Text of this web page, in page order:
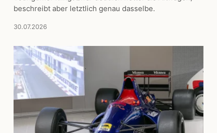
beschreibt aber letztlich genau dasselbe.
30.07.2026